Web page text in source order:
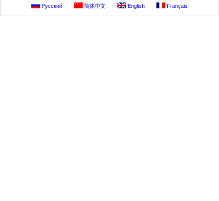
Русский 简体中文 English Français